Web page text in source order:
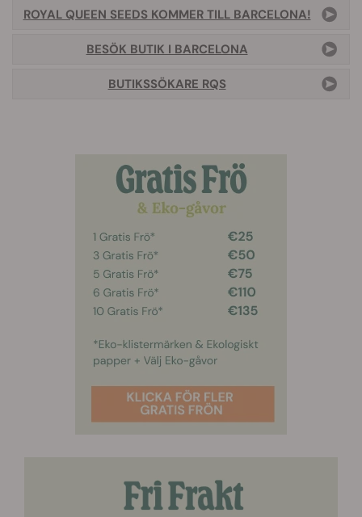
ROYAL QUEEN SEEDS KOMMER TILL BARCELONA!
BESÖK BUTIK I BARCELONA
BUTIKSSÖKARE RQS